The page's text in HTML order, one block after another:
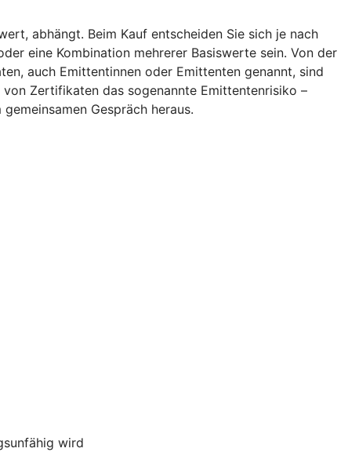
abhängt. Beim Kauf entscheiden Sie sich je nach
eine Kombination mehrerer Basiswerte sein. Von der
auch Emittentinnen oder Emittenten genannt, sind
Zertifikaten das sogenannte Emittentenrisiko –
Gespräch heraus.
wird